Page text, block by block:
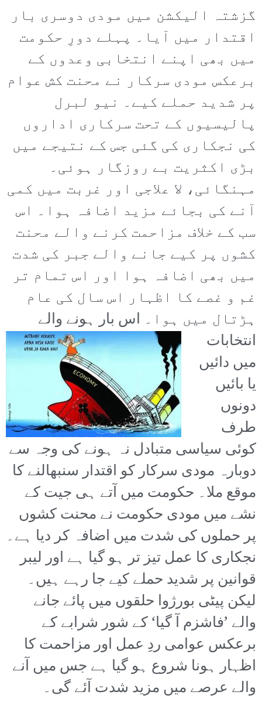
گزشتہ الیکشن میں مودی دوسری بار
اقتدار میں آیا۔ پہلے دورِ حکومت
میں بھی اپنے انتخابی وعدوں کے
برعکس مودی سرکار نے محنت کش عوام
پر شدید حملے کیے۔ نیو لبرل
پالیسیوں کے تحت سرکاری اداروں
کی نجکاری کی گئی جس کے نتیجے میں
بڑی اکثریت بے روزگار ہوئی۔
مہنگائی، لا علاجی اور غربت میں کمی
آنے کی بجائے مزید اضافہ ہوا۔ اس
سب کے خلاف مزاحمت کرنے والے محنت
کشوں پر کیے جانے والے جبر کی شدت
میں بھی اضافہ ہوا اور اس تمام تر
غم و غصے کا اظہار اس سال کی عام
ہڑتال میں ہوا۔ اس بار ہونے والے
انتخابات
میں دائیں
یا بائیں
دونوں
طرف
کوئی سیاسی متبادل نہ ہونے کی وجہ سے
دوبارہ مودی سرکار کو اقتدار سنبھالنے کا
موقع ملا۔ حکومت میں آتے ہی جیت کے
نشے میں مودی حکومت نے محنت کشوں
پر حملوں کی شدت میں اضافہ کر دیا ہے۔
نجکاری کا عمل تیز تر ہو گیا ہے اور لیبر
قوانین پر شدید حملے کیے جا رہے ہیں۔
لیکن پیٹی بورژوا حلقوں میں پائے جانے
والے ’فاشزم آ گیا‘ کے شور شرابے کے
برعکس عوامی ردِ عمل اور مزاحمت کا
اظہار ہونا شروع ہو گیا ہے جس میں آنے
والے عرصے میں مزید شدت آئے گی۔